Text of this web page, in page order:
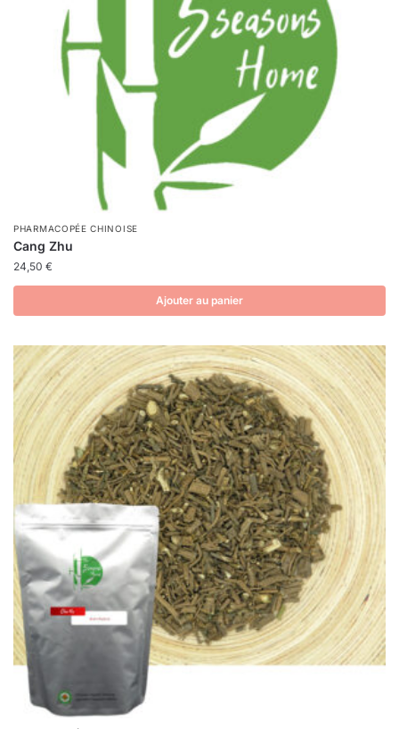
PHARMACOPÉE CHINOISE
Cang Zhu
24,50 €
Ajouter au panier